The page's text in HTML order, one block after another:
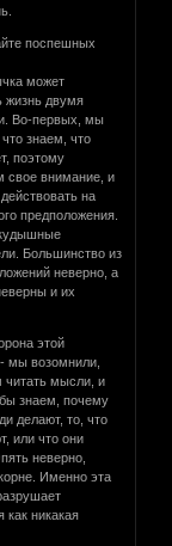
поспешных
может
жизнь двумя
Во-первых, мы
знаем, что
поэтому
свое внимание, и
на
предположения.
Большинство из
неверно, а
и их
этой
мы возомнили,
читать мысли, и
бы знаем, почему
делают, то, что
или что они
неверно,
Именно эта
как никакая